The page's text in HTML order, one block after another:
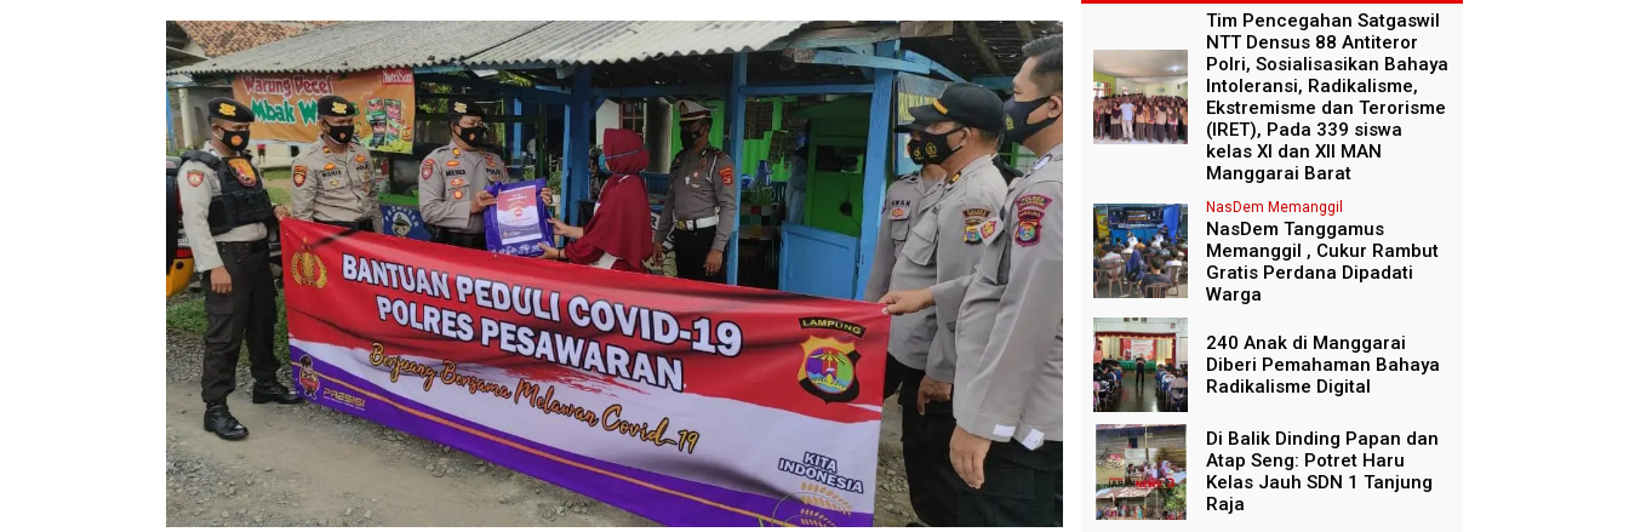
Tim Pencegahan Satgaswil
NTT Densus 88 Antiteror
Polri, Sosialisasikan Bahaya
Intoleransi, Radikalisme,
Ekstremisme dan Terorisme
(IRET), Pada 339 siswa
kelas XI dan XII MAN
Manggarai Barat
NasDem Memanggil
NasDem Tanggamus
Memanggil , Cukur Rambut
Gratis Perdana Dipadati
Warga
240 Anak di Manggarai
Diberi Pemahaman Bahaya
Radikalisme Digital
Di Balik Dinding Papan dan
Atap Seng: Potret Haru
Kelas Jauh SDN 1 Tanjung
Raja